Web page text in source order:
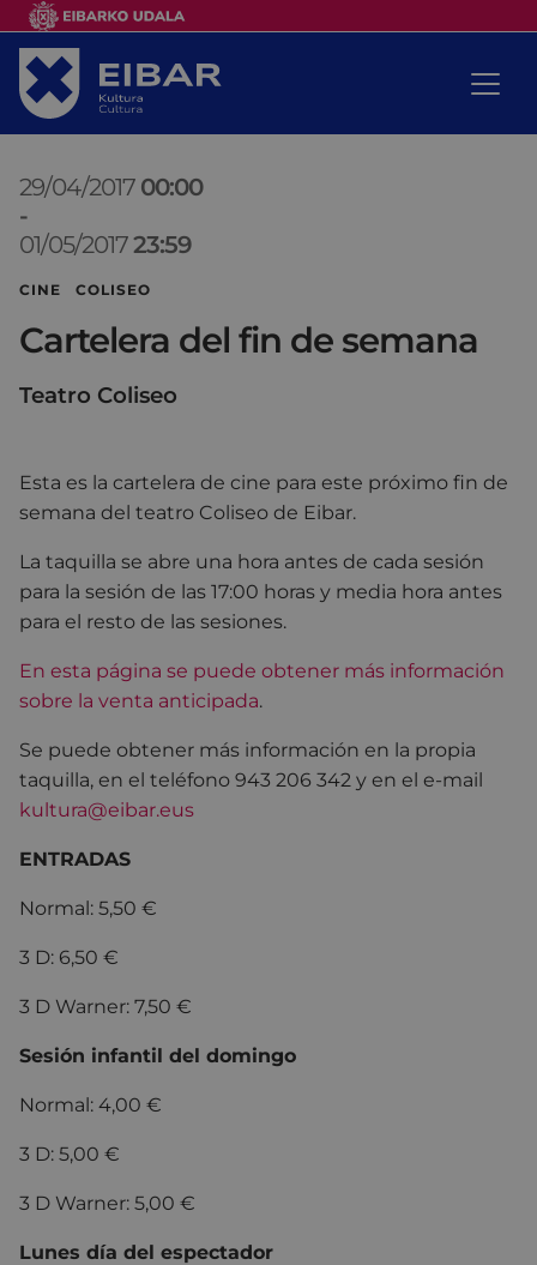
29/04/2017 00:00
-
01/05/201723:59
CINE COLISEO
Cartelera del fin de semana
Teatro Coliseo
Esta es la cartelera de cine para este próximo fin de
semana del teatro Coliseo de Eibar.
La taquilla se abre una hora antes de cada sesión
para la sesión de las 17:00 horas y media hora antes
para el resto de las sesiones.
En esta página se puede obtener más información
sobre la venta anticipada.
Se puede obtener más información en la propia
taquilla, en el teléfono 943 206 342 y en el e-mail
kultura@eibar.eus
ENTRADAS
Normal: 5,50 €
3 D: 6,50 €
3 D Warner: 7,50 €
Sesión infantil del domingo
Normal: 4,00 €
3 D: 5,00 €
3 D Warner: 5,00 €
Lunes día del espectador